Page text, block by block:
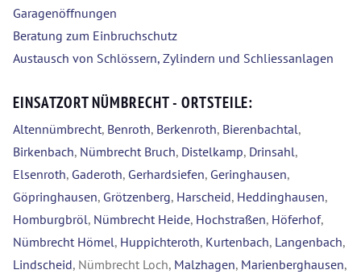
Garagenöffnungen
Beratung zum Einbruchschutz
Austausch von Schlössern, Zylindern und Schliessanlagen
EINSATZORT NÜMBRECHT - ORTSTEILE:
Altennümbrecht, Benroth, Berkenroth, Bierenbachtal,
Birkenbach, Nümbrecht Bruch, Distelkamp, Drinsahl,
Elsenroth, Gaderoth, Gerhardsiefen, Geringhausen,
Göpringhausen, Grötzenberg, Harscheid, Heddinghausen,
Homburgbröl, Nümbrecht Heide, Hochstraßen, Höferhof,
Nümbrecht Hömel, Huppichteroth, Kurtenbach, Langenbach,
Lindscheid, Nümbrecht Loch, Malzhagen, Marienberghausen,